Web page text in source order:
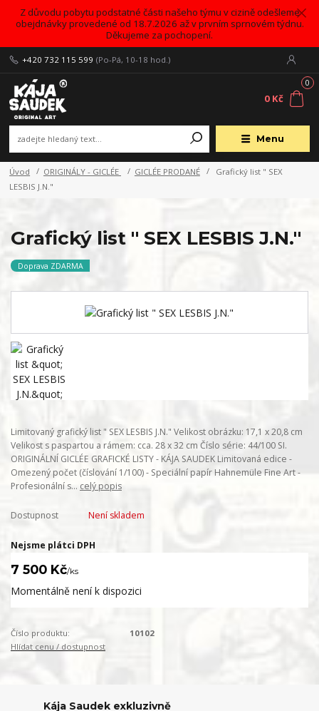
Z důvodu pobytu podstatné části našeho týmu v cizině odešleme
obejdnávky provedené od 18.7.2026 až v prvním sprnovém týdnu.
Děkujeme za pochopení.
Menu
+420 732 115 599 (Po-Pá, 10-18 hod.)
0
0 Kč
Úvod ORIGINÁLY - GICLÉE GICLÉE PRODANÉ
Grafický list " SEX
LESBIS J.N."
Grafický list " SEX LESBIS J.N."
Doprava ZDARMA
Limitovaný grafický list " SEX LESBIS J.N." Velikost obrázku: 17,1 x 20,8 cm
Velikost s paspartou a rámem: cca. 28 x 32 cm Číslo série: 44/100 SI.
ORIGINÁLNÍ GICLÉE GRAFICKÉ LISTY - KÁJA SAUDEK Limitovaná edice -
Omezený počet (číslování 1/100) - Speciální papír Hahnemüle Fine Art -
Profesionální s... celý popis
Dostupnost Není skladem
Nejsme plátci DPH
7 500 Kč/ks
Momentálně není k dispozici
Číslo produktu:
10102
Hlídat cenu / dostupnost
Kája Saudek exkluzivně